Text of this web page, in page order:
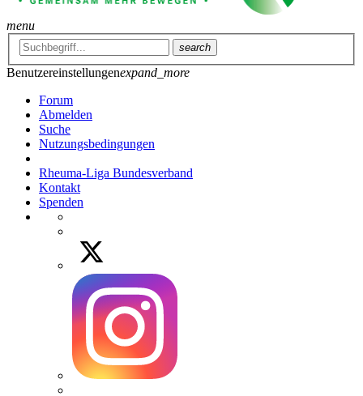
menu
search
Benutzereinstellungenexpand_more
Forum
Abmelden
Suche
Nutzungsbedingungen
Rheuma-Liga Bundesverband
Kontakt
Spenden